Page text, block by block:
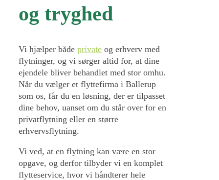
og tryghed
Vi hjælper både private og erhverv med
flytninger, og vi sørger altid for, at dine
ejendele bliver behandlet med stor omhu.
Når du vælger et flyttefirma i Ballerup
som os, får du en løsning, der er tilpasset
dine behov, uanset om du står over for en
privatflytning eller en større
erhvervsflytning.
Vi ved, at en flytning kan være en stor
opgave, og derfor tilbyder vi en komplet
flytteservice, hvor vi håndterer hele